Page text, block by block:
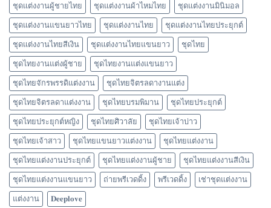
ชุดแต่งงานผู้ชายไทย ชุดแต่งงานผ้าไหมไทย ชุดแต่งงานมินิมอล
ชุดแต่งงานแขนยาวไทย ชุดแต่งงานไทย ชุดแต่งงานไทยประยุกต์
ชุดแต่งงานไทยสีเงิน ชุดแต่งงานไทยแขนยาว ชุดไทย
ชุดไทยงานแต่งผู้ชาย ชุดไทยงานแต่งแขนยาว
ชุดไทยจักรพรรดิแต่งงาน ชุดไทยจิตรลดางานแต่ง
ชุดไทยจิตรลดาแต่งงาน ชุดไทยบรมพิมาน ชุดไทยประยุกต์
ชุดไทยประยุกต์หญิง ชุดไทยศิวาลัย ชุดไทยเจ้าบ่าว
ชุดไทยเจ้าสาว ชุดไทยแขนยาวแต่งงาน ชุดไทยแต่งงาน
ชุดไทยแต่งงานประยุกต์ ชุดไทยแต่งงานผู้ชาย ชุดไทยแต่งงานสีเงิน
ชุดไทยแต่งงานแขนยาว ถ่ายพรีเวดดิ้ง พรีเวดดิ้ง เช่าชุดแต่งงาน
แต่งงาน 𝐃𝐞𝐞𝐩𝐥𝐨𝐯𝐞